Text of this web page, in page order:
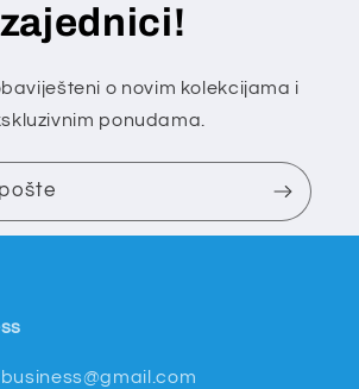
zajednici!
o novim kolekcijama i
ponudama.